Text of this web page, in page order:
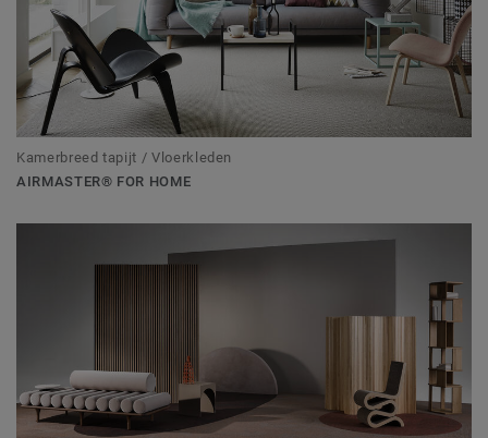
Kamerbreed tapijt / Vloerkleden
AIRMASTER® FOR HOME